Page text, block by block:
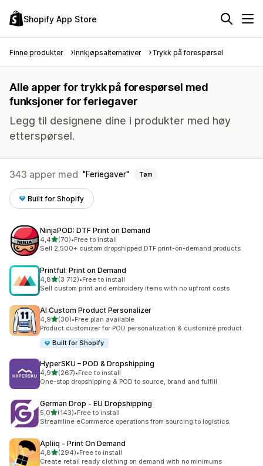
Shopify App Store
Finne produkter Innkjøpsalternativer Trykk på forespørsel
Alle apper for trykk på forespørsel med
funksjoner for feriegaver
Legg til designene dine i produkter med høy
etterspørsel.
343 apper med Feriegaver Tøm
Built for Shopify
NinjaPOD: DTF Print on Demand
4,4av 5 stjerner
(70)
Totalt 70 omtaler
•Free to install
Sell 2,500+ custom dropshipped DTF print-on-demand products
Printful: Print on Demand
4,8av 5 stjerner
(3 712)
Totalt 3712 omtaler
•Free to install
Sell custom print and embroidery items with no upfront costs
AI Custom Product Personalizer
4,9av 5 stjerner
(30)
Totalt 30 omtaler
•Free plan available
Product customizer for POD personalization & customize product
Built for Shopify
HyperSKU – POD & Dropshipping
4,9av 5 stjerner
(267)
Totalt 267 omtaler
•Free to install
One-stop dropshipping & POD to source, brand and fulfill
German Drop ‑ EU Dropshipping
5,0av 5 stjerner
(143)
Totalt 143 omtaler
•Free to install
Streamline eCommerce operations from sourcing to logistics.
Apliiq ‑ Print On Demand
4,8av 5 stjerner
(294)
Totalt 294 omtaler
•Free to install
Create retail ready clothing on demand with no minimums